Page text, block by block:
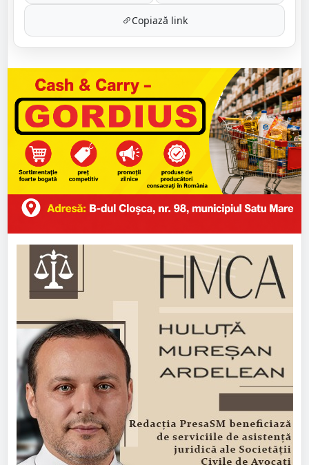
Copiază link